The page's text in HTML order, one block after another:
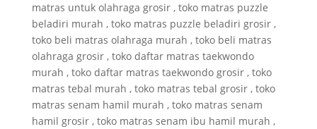
matras untuk olahraga grosir , toko matras puzzle
beladiri murah , toko matras puzzle beladiri grosir ,
toko beli matras olahraga murah , toko beli matras
olahraga grosir , toko daftar matras taekwondo
murah , toko daftar matras taekwondo grosir , toko
matras tebal murah , toko matras tebal grosir , toko
matras senam hamil murah , toko matras senam
hamil grosir , toko matras senam ibu hamil murah ,